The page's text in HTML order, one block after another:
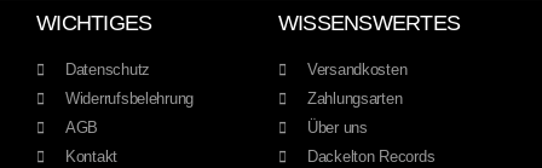
WICHTIGES
Datenschutz
Widerrufsbelehrung
AGB
Kontakt
WISSENSWERTES
Versandkosten
Zahlungsarten
Über uns
Dackelton Records